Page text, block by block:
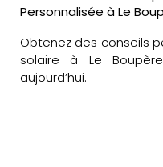
Personnalisée à Le
Obtenez des conseils
solaire à Le
aujourd’hui.